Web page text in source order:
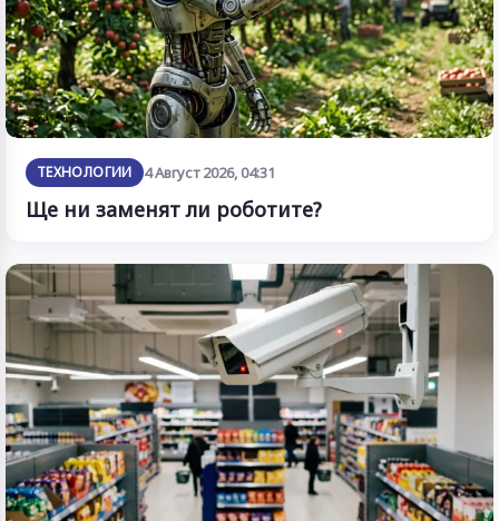
ТЕХНОЛОГИИ 4 Август 2026, 04:31
Ще ни заменят ли роботите?